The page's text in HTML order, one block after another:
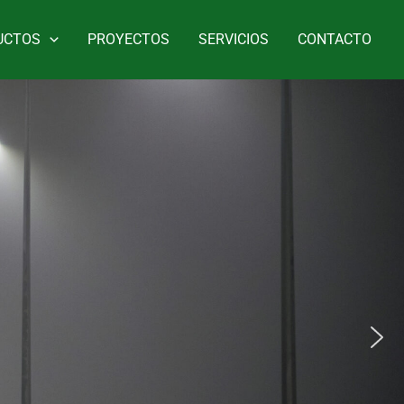
PROYECTOS SERVICIOS CONTACTO